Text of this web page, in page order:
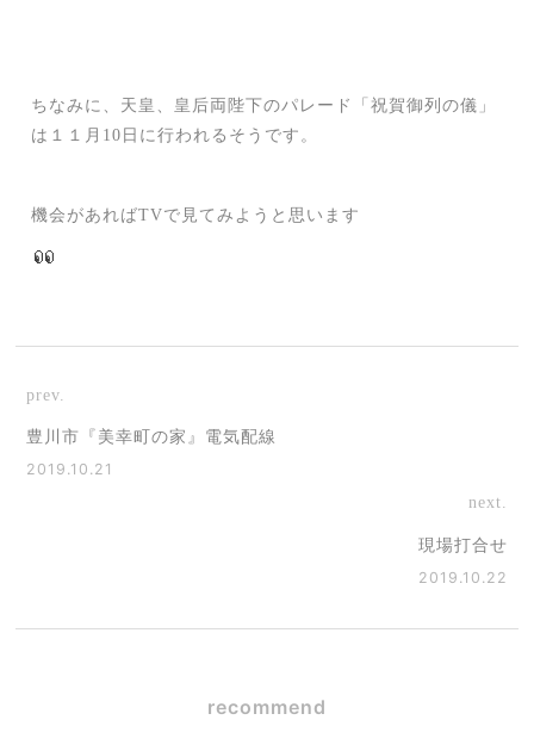
ちなみに、天皇、皇后両陛下のパレード「祝賀御列の儀」
は１１月10日に行われるそうです。
機会があればTVで見てみようと思います
prev.
豊川市『美幸町の家』電気配線
2019.10.21
next.
現場打合せ
2019.10.22
recommend